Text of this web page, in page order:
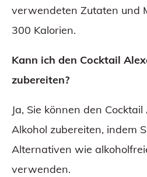
verwendeten Zutaten und
300 Kalorien.
Kann ich den Cocktail
zubereiten?
Ja, Sie können den
Alkohol zubereiten, indem
Alternativen wie
verwenden.